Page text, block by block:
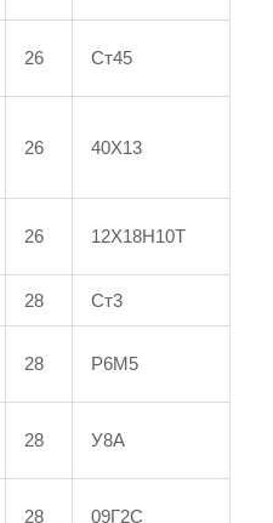
26 Ст45
26 40Х13
26 12Х18Н10Т
28 Ст3
28 Р6М5
28 У8А
28 09Г2С